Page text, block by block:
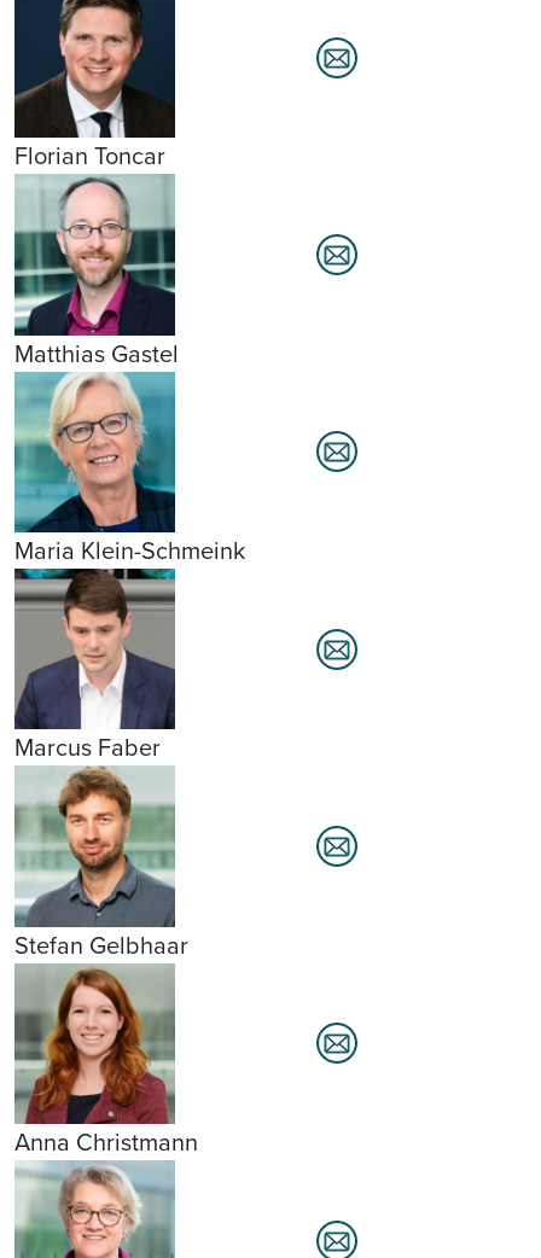
Florian Toncar
Matthias Gastel
Maria Klein-Schmeink
Marcus Faber
Stefan Gelbhaar
Anna Christmann